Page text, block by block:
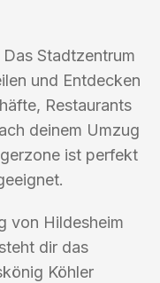
Das Stadtzentrum
und Entdecken
Restaurants
deinem Umzug
ist perfekt
von Hildesheim
dir das
Köhler